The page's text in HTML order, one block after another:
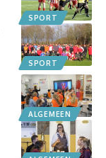
SPORT
SPORT
ALGEMEEN